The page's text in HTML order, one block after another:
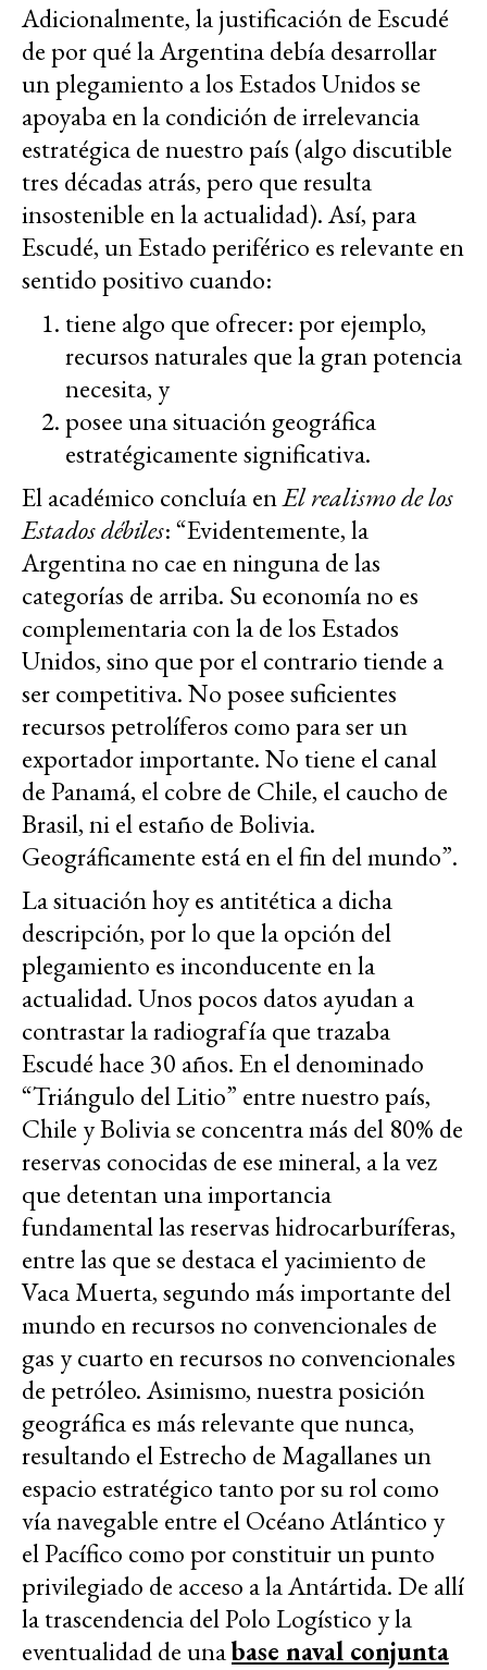
Adicionalmente, la justificación de Escudé
de por qué la Argentina debía desarrollar
un plegamiento a los Estados Unidos se
apoyaba en la condición de irrelevancia
estratégica de nuestro país (algo discutible
tres décadas atrás, pero que resulta
insostenible en la actualidad). Así, para
Escudé, un Estado periférico es relevante en
sentido positivo cuando:
tiene algo que ofrecer: por ejemplo,
recursos naturales que la gran potencia
necesita, y
posee una situación geográfica
estratégicamente significativa.
El académico concluía enEl realismo de los
Estados débiles: “Evidentemente, la
Argentina no cae en ninguna de las
categorías de arriba. Su economía no es
complementaria con la de los Estados
Unidos, sino que por el contrario tiende a
ser competitiva. No posee suficientes
recursos petrolíferos como para ser un
exportador importante. No tiene el canal
de Panamá, el cobre de Chile, el caucho de
Brasil, ni el estaño de Bolivia.
Geográficamente está en el fin del mundo”.
La situación hoy es antitética a dicha
descripción, por lo que la opción del
plegamiento es inconducente en la
actualidad. Unos pocos datos ayudan a
contrastar la radiografía que trazaba
Escudé hace 30 años. En el denominado
“Triángulo del Litio” entre nuestro país,
Chile y Bolivia se concentra más del 80% de
reservas conocidas de ese mineral, a la vez
que detentan una importancia
fundamental las reservas hidrocarburíferas,
entre las que se destaca el yacimiento de
Vaca Muerta, segundo más importante del
mundo en recursos no convencionales de
gas y cuarto en recursos no convencionales
de petróleo. Asimismo, nuestra posición
geográfica es más relevante que nunca,
resultando el Estrecho de Magallanes un
espacio estratégico tanto por su rol como
vía navegable entre el Océano Atlántico y
el Pacífico como por constituir un punto
privilegiado de acceso a la Antártida. De allí
la trascendencia del Polo Logístico y la
eventualidad de unabase naval conjunta